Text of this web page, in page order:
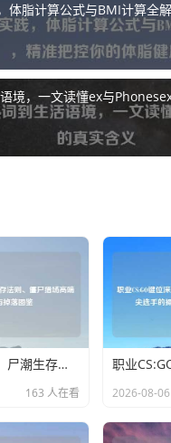
体脂计算公式与BMI计算全
语境，一文读懂ex与
逆战老兵手记，尸潮生存法则、僵尸猎场高端玩法解析与掉落图鉴
163 人在看 2026-08-06